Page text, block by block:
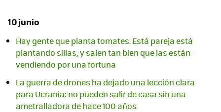
10 junio
Hay gente que planta tomates. Está pareja está
plantando sillas, y salen tan bien que las están
vendiendo por una fortuna
La guerra de drones ha dejado una lección clara
para Ucrania: no pueden salir de casa sin una
ametralladora de hace 100 años